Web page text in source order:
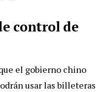
control de
el gobierno chino
usar las billeteras